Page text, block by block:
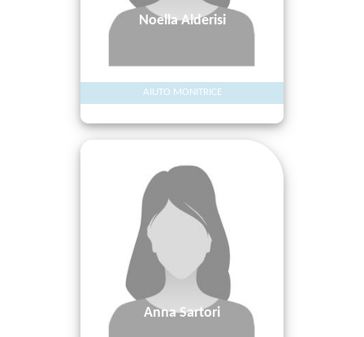
Noella Alderisi
AIUTO MONITRICE
Anna Sartori